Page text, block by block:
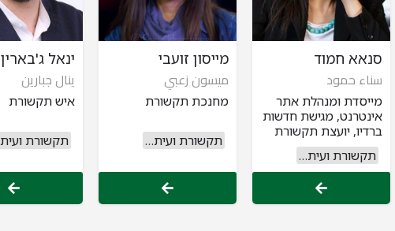
סנאא חמוד
سناء حمود
מייסדת ומנהלת אתר
אינטרנט, מגישת חדשות
ברדיו, יועצת תקשורת
תקשורת ועיתונות
מייסון זועבי
ميسون زعبي
מחנכת תקשורת
תקשורת ועיתונות
ינאל ג'בארין
ينال جبارين
איש תקשורת